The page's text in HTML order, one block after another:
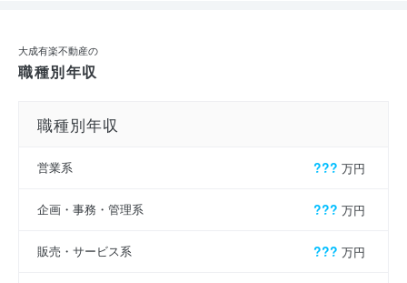
大成有楽不動産の
職種別年収
職種別年収
営業系 ??? 万円
企画・事務・管理系 ??? 万円
販売・サービス系 ??? 万円